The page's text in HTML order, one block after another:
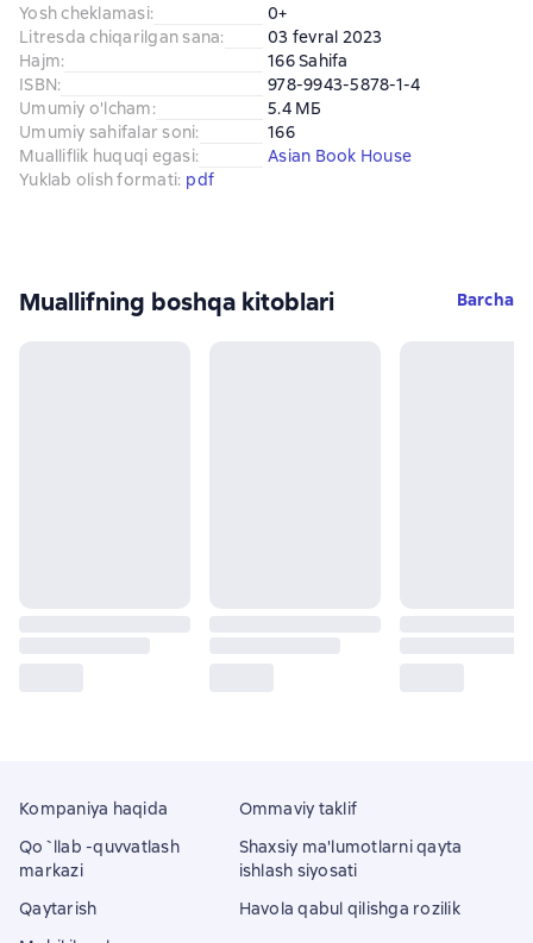
Yosh cheklamasi:
0+
Litresda chiqarilgan sana:
03 fevral 2023
Hajm:
166 Sahifa
ISBN:
978-9943-5878-1-4
Umumiy o'lcham:
5.4 МБ
Umumiy sahifalar soni:
166
Mualliflik huquqi egasi:
Asian Book House
Yuklab olish formati: pdf
Muallifning boshqa kitoblari Barcha
Kompaniya haqida
Qo`llab -quvvatlash
markazi
Qaytarish
Ommaviy taklif
Shaxsiy ma'lumotlarni qayta
ishlash siyosati
Havola qabul qilishga rozilik